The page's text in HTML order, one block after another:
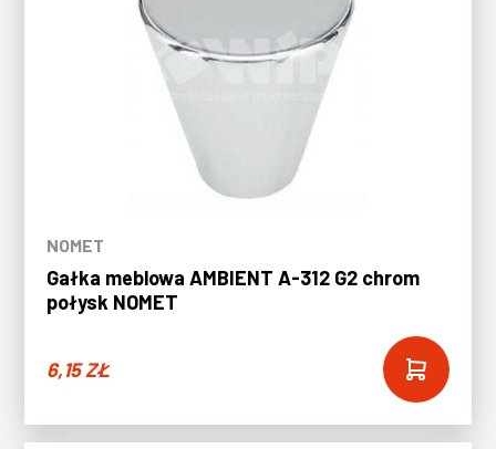
NOMET
Gałka meblowa AMBIENT A-312 G2 chrom
połysk NOMET
6,15ZŁ